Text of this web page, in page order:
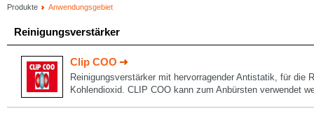
Produkte Anwendungsgebiet
Reinigungsverstärker
Clip COO
Reinigungsverstärker mit hervorragender Antistatik, für die
Kohlendioxid. CLIP COO kann zum Anbürsten verwendet